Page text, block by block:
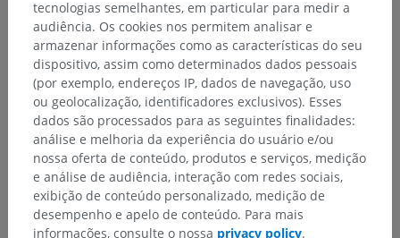
Estruturas subjacentes:
Rafe da ponte
Fascículo longitudinal medial
Fascículo longitudinal posterior
Lemnisco medial
Trato tetospinal
Fibras tetoreticulares
Trato espinal do nervo trigêmeo
Lemnisco trigeminal
tecnologias semelhantes, em particular para medir a
audiência. Os cookies nos permitem analisar e
armazenar informações como as características do seu
dispositivo, assim como determinados dados pessoais
(por exemplo, endereços IP, dados de navegação, uso
ou geolocalização, identificadores exclusivos). Esses
dados são processados para as seguintes finalidades:
análise e melhoria da experiência do usuário e/ou
nossa oferta de conteúdo, produtos e serviços, medição
e análise de audiência, interação com redes sociais,
exibição de conteúdo personalizado, medição de
desempenho e apelo de conteúdo. Para mais
informações, consulte o nossa privacy policy.